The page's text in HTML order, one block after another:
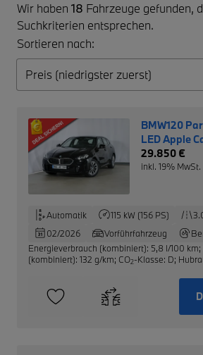
Wir haben 18 Fahrzeuge gefunden,
Suchkriterien entsprechen.
Sortieren nach:
BMW120
LED Apple
29.850 €
inkl. 19% MwSt.
Automatik 115 kW (156 PS)
02/2026
Vorführfahrzeug
Energieverbrauch (kombiniert): 5,8 l/100 km;
(kombiniert): 132 g/km; CO2-Klasse: D;